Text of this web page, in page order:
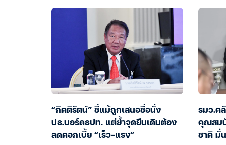
“กิตติรัตน์” ชี้แม้ถูกเสนอชื่อนั่ง
ปธ.บอร์ดธปท. แต่ย้ำจุดยืนเดิมต้อง
ลดดอกเบี้ย “เร็ว-แรง”
รมว.ค
คุณสม
ชาติ มั่